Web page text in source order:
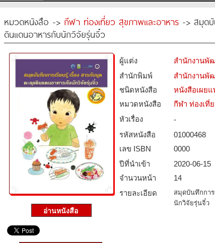
หมวดหนังสือ -> กีฬา ท่องเที่ยว สุขภาพและอาหาร -> สมุดบั
ดินแดนอาหารกับนักวิจัยรุ่นจิ๋ว
ผู้แต่ง
สำนักงานพั
สำนักพิมพ์
สำนักงานพั
ชนิดหนังสือ­
หนังสือเผยแ
หมวดหนังสือ­
กีฬา ท่องเที่
หัวเรื่อง
-
รหัสหนังสือ­
01000468
เลข ISBN
0000
ปีที่นำเข้า
2020-06-15
จำนวนหน้า
14
รายละเอียด
สมุดบันทึกการ
นักวิจัยรุ่นจิ๋ว